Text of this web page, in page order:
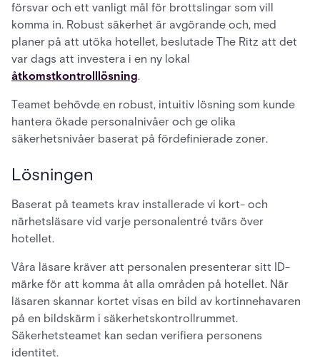
försvar och ett vanligt mål för brottslingar som vill
komma in. Robust säkerhet är avgörande och, med
planer på att utöka hotellet, beslutade The Ritz att det
var dags att investera i en ny lokal
åtkomstkontrolllösning.
Teamet behövde en robust, intuitiv lösning som kunde
hantera ökade personalnivåer och ge olika
säkerhetsnivåer baserat på fördefinierade zoner.
Lösningen
Baserat på teamets krav installerade vi kort- och
närhetsläsare vid varje personalentré tvärs över
hotellet.
Våra läsare kräver att personalen presenterar sitt ID-
märke för att komma åt alla områden på hotellet. När
läsaren skannar kortet visas en bild av kortinnehavaren
på en bildskärm i säkerhetskontrollrummet.
Säkerhetsteamet kan sedan verifiera personens
identitet.